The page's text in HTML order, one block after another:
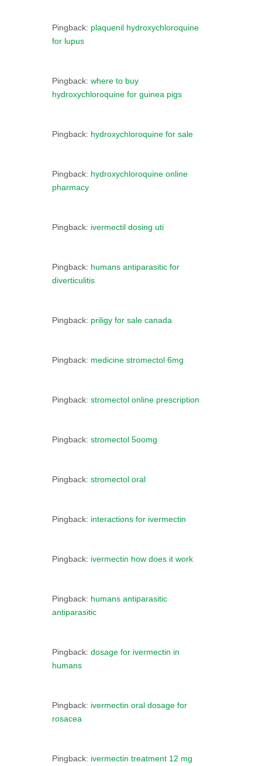
Pingback: plaquenil hydroxychloroquine
for lupus
Pingback: where to buy
hydroxychloroquine for guinea pigs
Pingback: hydroxychloroquine for sale
Pingback: hydroxychloroquine online
pharmacy
Pingback: ivermectil dosing uti
Pingback: humans antiparasitic for
diverticulitis
Pingback: priligy for sale canada
Pingback: medicine stromectol 6mg
Pingback: stromectol online prescription
Pingback: stromectol 5oomg
Pingback: stromectol oral
Pingback: interactions for ivermectin
Pingback: ivermectin how does it work
Pingback: humans antiparasitic
antiparasitic
Pingback: dosage for ivermectin in
humans
Pingback: ivermectin oral dosage for
rosacea
Pingback: ivermectin treatment 12 mg